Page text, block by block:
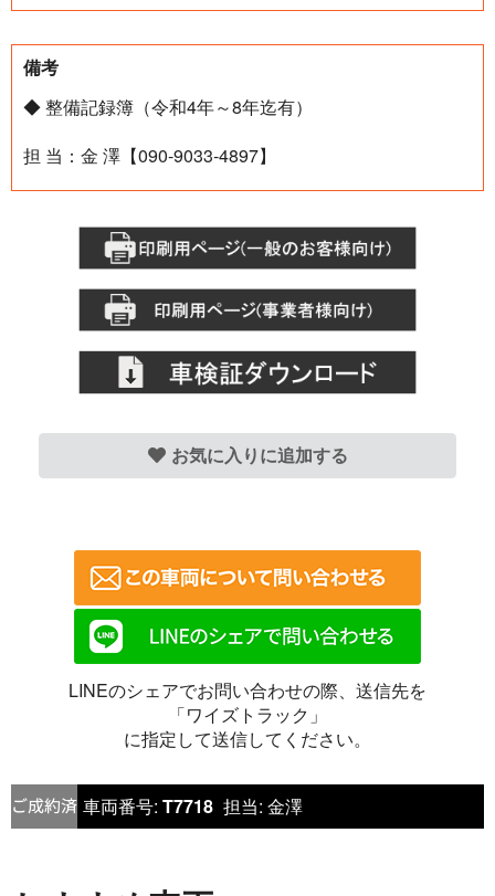
備考
◆ 整備記録簿（令和4年～8年迄有）
担 当：金 澤【090-9033-4897】
お気に入りに追加する
LINEのシェアでお問い合わせの際、送信先を
「ワイズトラック」
に指定して送信してください。
車両番号: T7718 担当: 金澤